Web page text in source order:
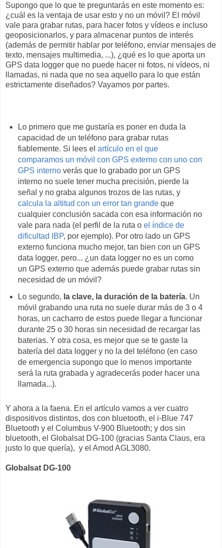
Supongo que lo que te preguntarás en este momento es:
¿cuál es la ventaja de usar esto y no un móvil? El móvil
vale para grabar rutas, para hacer fotos y vídeos e incluso
geoposicionarlos, y para almacenar puntos de interés
(además de permitir hablar por teléfono, enviar mensajes de
texto, mensajes multimedia, ...), ¿qué es lo que aporta un
GPS data logger que no puede hacer ni fotos, ni vídeos, ni
llamadas, ni nada que no sea aquello para lo que están
estrictamente diseñados? Vayamos por partes.
Lo primero que me gustaría es poner en duda la
capacidad de un teléfono para grabar rutas
fiablemente. Si lees el artículo en el que
comparamos un móvil con GPS externo con uno con
GPS internoverás que lo grabado por un GPS
interno no suele tener mucha precisión, pierde la
señal y no graba algunos trozos de las rutas, y
calcula la altitud con un error tan grandeque
cualquier conclusión sacada con esa información no
vale para nada (el perfil de la ruta o el índice de
dificultad IBP, por ejemplo). Por otro lado un GPS
externo funciona mucho mejor, tan bien con un GPS
data logger, pero... ¿un data logger no es un como
un GPS externo que además puede grabar rutas sin
necesidad de un móvil?
Lo segundo, la clave, la duración de la batería. Un
móvil grabando una ruta no suele durar más de 3 o 4
horas, un cacharro de estos puede llegar a funcionar
durante 25 o 30 horas sin necesidad de recargar las
baterias. Y otra cosa, es mejor que se te gaste la
batería del data logger y no la del teléfono (en caso
de emergencia supongo que lo menos importante
será la ruta grabada y agradecerás poder hacer una
llamada...).
Y ahora a la faena. En el artículo vamos a ver cuatro
dispositivos distintos, dos con bluetooth, el i-Blue 747
Bluetooth y el Columbus V-900 Bluetooth; y dos sin
bluetooth, el Globalsat DG-100 (gracias Santa Claus, era
justo lo que quería), y el Amod AGL3080.
Globalsat DG-100